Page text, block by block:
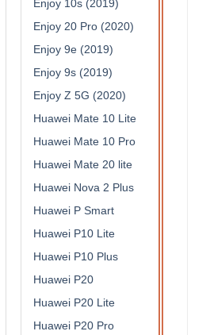
Enjoy 10s (2019)
Enjoy 20 Pro (2020)
Enjoy 9e (2019)
Enjoy 9s (2019)
Enjoy Z 5G (2020)
Huawei Mate 10 Lite
Huawei Mate 10 Pro
Huawei Mate 20 lite
Huawei Nova 2 Plus
Huawei P Smart
Huawei P10 Lite
Huawei P10 Plus
Huawei P20
Huawei P20 Lite
Huawei P20 Pro